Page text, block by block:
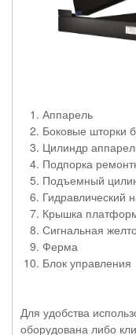
Аппарель
Боковые шторки
Цилиндр
Подпорка
Подъемный
Гидравлический
Крышка
Сигнальная
Ферма
Блок управления
Для удобства
оборудована либо